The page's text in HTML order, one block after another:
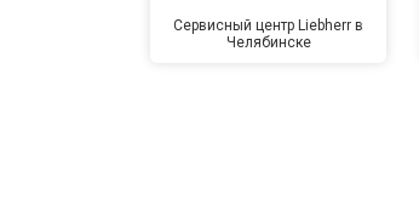
Сервисный центр Liebherr в
Челябинске